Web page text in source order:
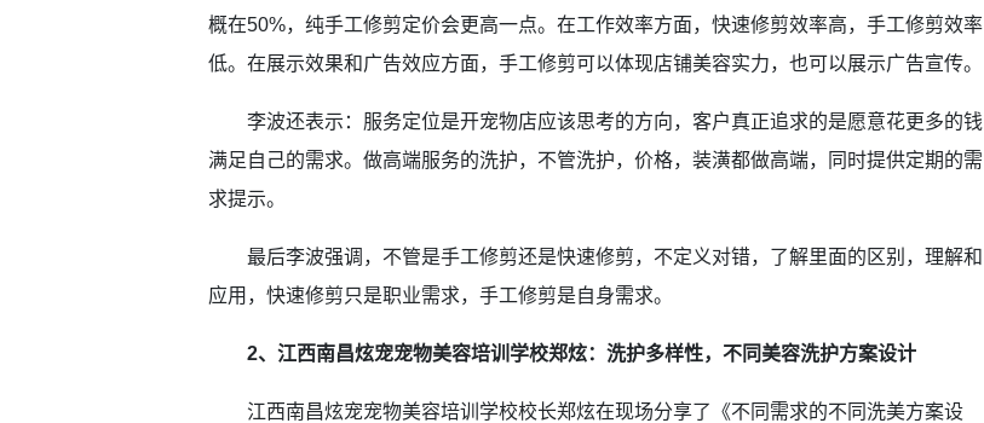
概在50%，纯手工修剪定价会更高一点。在工作效率方面，快速修剪效率高，手工修剪效率
低。在展示效果和广告效应方面，手工修剪可以体现店铺美容实力，也可以展示广告宣传。
李波还表示：服务定位是开宠物店应该思考的方向，客户真正追求的是愿意花更多的钱
满足自己的需求。做高端服务的洗护，不管洗护，价格，装潢都做高端，同时提供定期的需
求提示。
最后李波强调，不管是手工修剪还是快速修剪，不定义对错，了解里面的区别，理解和
应用，快速修剪只是职业需求，手工修剪是自身需求。
2、江西南昌炫宠宠物美容培训学校郑炫：洗护多样性，不同美容洗护方案设计
江西南昌炫宠宠物美容培训学校校长郑炫在现场分享了《不同需求的不同洗美方案设